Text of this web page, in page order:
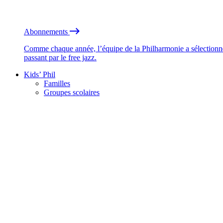
Abonnements
Comme chaque année, l’équipe de la Philharmonie a
passant par le free jazz.
Kids’ Phil
Familles
Groupes scolaires